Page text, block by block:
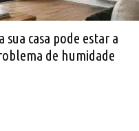
sua casa pode estar a
de humidade